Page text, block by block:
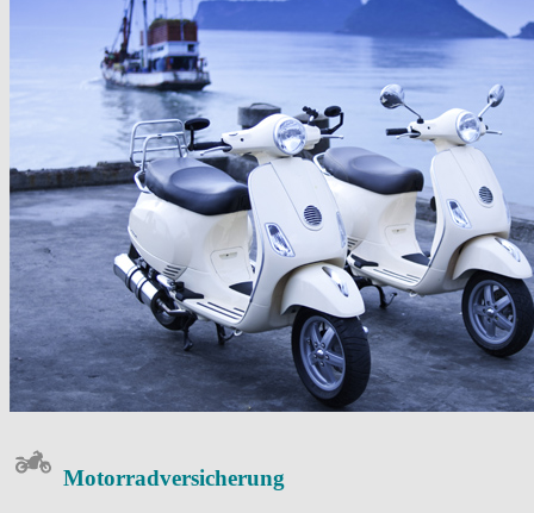
Motorrad­versicherung